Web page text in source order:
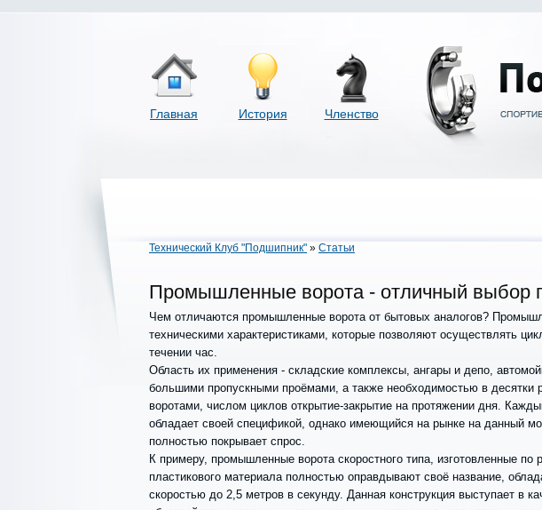
Главная История Членство
Технический Клуб "Подшипник" » Статьи
Промышленные ворота - отличный выбор
Чем отличаются промышленные ворота от бытовых аналогов?
техническими характеристиками, которые позволяют осуществлять
течении час.
Область их применения - складские комплексы, ангары и депо,
большими пропускными проёмами, а также необходимостью в
воротами, числом циклов открытие-закрытие на протяжении дня.
обладает своей спецификой, однако имеющийся на рынке на данный
полностью покрывает спрос.
К примеру, промышленные ворота скоростного типа, изготовленные по
пластикового материала полностью оправдывают своё название,
скоростью до 2,5 метров в секунду. Данная конструкция выступает в